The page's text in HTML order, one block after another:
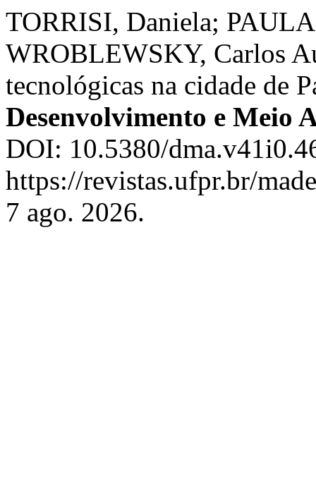
TORRISI, Daniela;
WROBLEWSKY, Carlos
tecnológicas na cidade de
Desenvolvimento e Meio
DOI: 10.5380/
https://revistas.ufpr.br/
7 ago. 2026.